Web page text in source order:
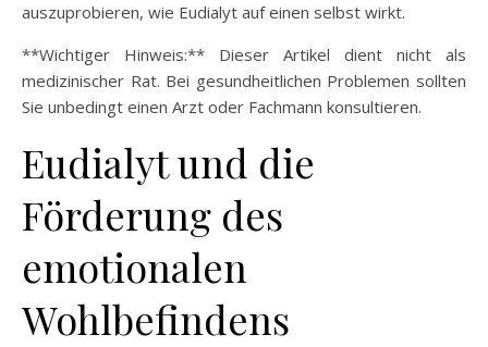
auszuprobieren, wie Eudialyt auf einen selbst wirkt.
**Wichtiger Hinweis:** Dieser Artikel dient nicht als
medizinischer Rat. Bei gesundheitlichen Problemen sollten
Sie unbedingt einen Arzt oder Fachmann konsultieren.
Eudialyt und die
Förderung des
emotionalen
Wohlbefindens